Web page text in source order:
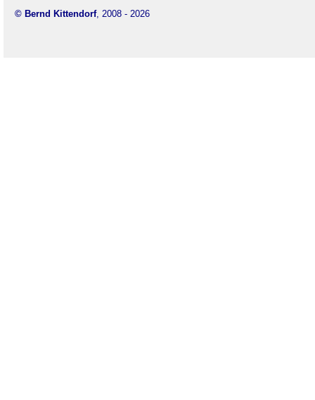
© Bernd Kittendorf, 2008 - 2026